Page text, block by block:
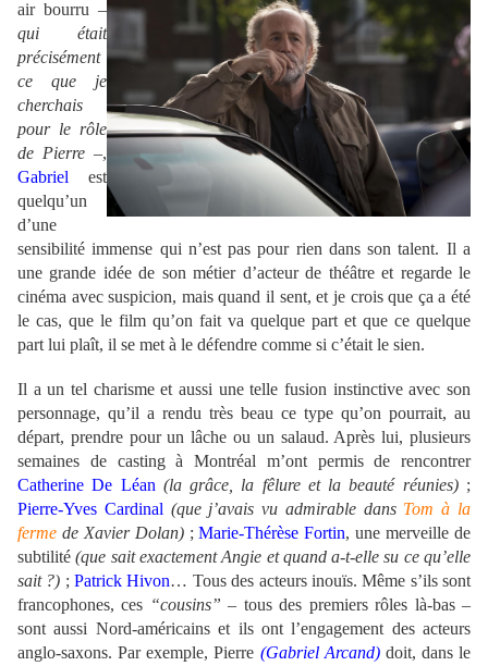
air bourru –
qui était
précisément
ce que je
cherchais
pour le rôle
de Pierre –,
Gabriel est
quelqu’un
d’une
sensibilité immense qui n’est pas pour rien dans son talent. Il a
une grande idée de son métier d’acteur de théâtre et regarde le
cinéma avec suspicion, mais quand il sent, et je crois que ça a été
le cas, que le film qu’on fait va quelque part et que ce quelque
part lui plaît, il se met à le défendre comme si c’était le sien.
Il a un tel charisme et aussi une telle fusion instinctive avec son
personnage, qu’il a rendu très beau ce type qu’on pourrait, au
départ, prendre pour un lâche ou un salaud. Après lui, plusieurs
semaines de casting à Montréal m’ont permis de rencontrer
Catherine De Léan (la grâce, la fêlure et la beauté réunies);
Pierre-Yves Cardinal (que j’avais vu admirable dans Tom à la
ferme de Xavier Dolan) ;Marie-Thérèse Fortin, une merveille de
subtilité(que sait exactement Angie et quand a-t-elle su ce qu’elle
sait ?) ;Patrick Hivon… Tous des acteurs inouïs. Même s’ils sont
francophones, ces “cousins” – tous des premiers rôles là-bas –
sont aussi Nord-américains et ils ont l’engagement des acteurs
anglo-saxons. Par exemple, Pierre (Gabriel Arcand)doit, dans le